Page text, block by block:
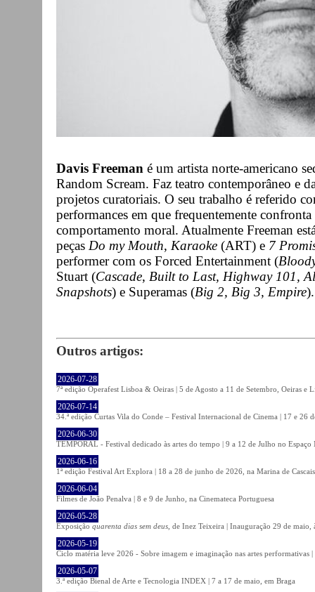
Davis Freeman é um artista norte-americano
Random Scream. Faz teatro contemporâneo e
projetos curatoriais. O seu trabalho é referido
performances em que frequentemente
comportamento moral. Atualmente Freeman
peças Do my Mouth, Karaoke (ART) e 7
performer com os Forced Entertainment (
Stuart (Cascade, Built to Last, Highway 101,
Snapshots) e Superamas (Big 2, Big 3, Empire
Outros artigos:
2026-07-28
7ª edição Operafest Lisboa & Oeiras | 5 de Agosto a 11 de Setembro, Oeiras e
2026-07-14
34.ª edição Curtas Vila do Conde – Festival Internacional de Cinema | 17 e 26
2026-06-30
TEMPORAL - Festival dedicado às artes do tempo | 9 a 12 de Julho no
2026-06-16
1ª edição Festival Art Explora | 18 a 28 de junho de 2026, na Marina de Cascais
2026-06-04
Filmes de João Penalva | 8 e 9 de Junho, na Cinemateca Portuguesa
2026-05-28
Exposição quarenta dias sem deus , de Inez Teixeira | Inauguração 29 de
2026-05-19
Ciclo matéria leve 2026 - Sobre imagem e imaginação nas artes
2026-05-07
3.ª edição Bienal de Arte e Tecnologia INDEX | 7 a 17 de maio, em Braga